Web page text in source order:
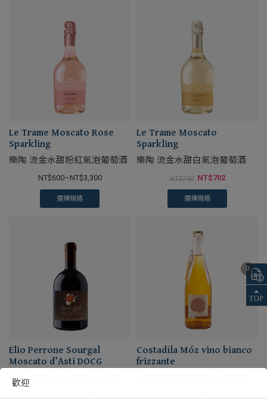
歡迎
Le Trame Moscato Rose
Sparkling
樂陶 流金水甜粉紅氣泡葡萄酒
NT$600–NT$3,300
選擇規格
Le Trame Moscato
Sparkling
樂陶 流金水甜白氣泡葡萄酒
NT$780 NT$702
選擇規格
Elio Perrone Sourgal
Moscato d’Asti DOCG
伊利歐酒莊 小棕瓶單一園微甜
白葡萄酒
Costadila Móz vino bianco
frizzante
0